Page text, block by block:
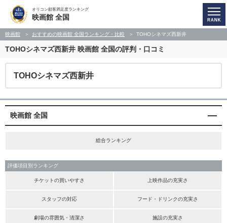
オリコン顧客満足度ランキング
映画館 全国
映画館 おすすめの映画館 全国ランキング・比較 TOHOシネマズ西新井
TOHOシネマズ西新井 映画館 全国の評判・口コミ
TOHOシネマズ西新井
映画館 全国
総合ランキング
評価項目別ランキング
チケットの買いやすさ 上映作品の充実さ
スタッフの対応 フード・ドリンクの充実さ
劇場の雰囲気・清潔さ 施設の充実さ